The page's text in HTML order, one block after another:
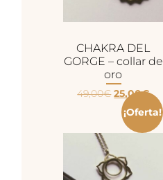
CHAKRA DEL
GORGE – collar de
oro
49,00€ 25,00€
¡Oferta!